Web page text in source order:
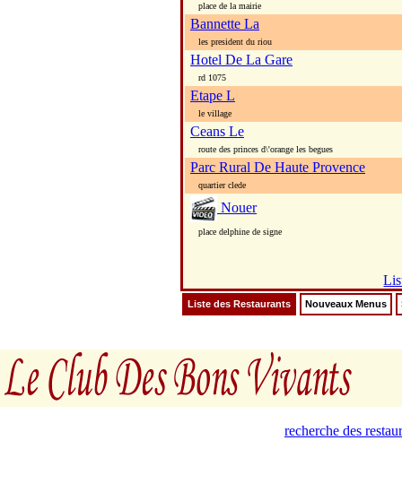
place de la mairie
Bannette La
les president du riou
Hotel De La Gare
rd 1075
Etape L
le village
Ceans Le
route des princes d\'orange les begues
Parc Rural De Haute Provence
quartier clede
Nouer
place delphine de signe
Liste des Restaurants Nouveaux Menus
recherche des